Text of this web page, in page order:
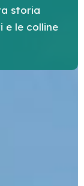
storia
e le colline